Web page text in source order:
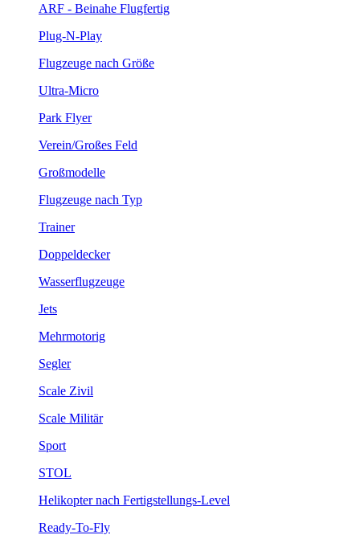
ARF - Beinahe Flugfertig
Plug-N-Play
Flugzeuge nach Größe
Ultra-Micro
Park Flyer
Verein/Großes Feld
Großmodelle
Flugzeuge nach Typ
Trainer
Doppeldecker
Wasserflugzeuge
Jets
Mehrmotorig
Segler
Scale Zivil
Scale Militär
Sport
STOL
Helikopter nach Fertigstellungs-Level
Ready-To-Fly